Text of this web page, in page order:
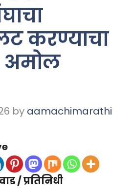
करण्याचा
अमोल
by aamachimarathi
/ प्रतिनिधी